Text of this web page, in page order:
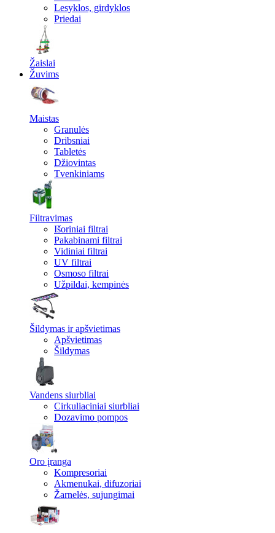
Lesyklos, girdyklos
Priedai
Žaislai
Žuvims
Maistas
Granulės
Dribsniai
Tabletės
Džiovintas
Tvenkiniams
Filtravimas
Išoriniai filtrai
Pakabinami filtrai
Vidiniai filtrai
UV filtrai
Osmoso filtrai
Užpildai, kempinės
Šildymas ir apšvietimas
Apšvietimas
Šildymas
Vandens siurbliai
Cirkuliaciniai siurbliai
Dozavimo pompos
Oro įranga
Kompresoriai
Akmenukai, difuzoriai
Žarnelės, sujungimai